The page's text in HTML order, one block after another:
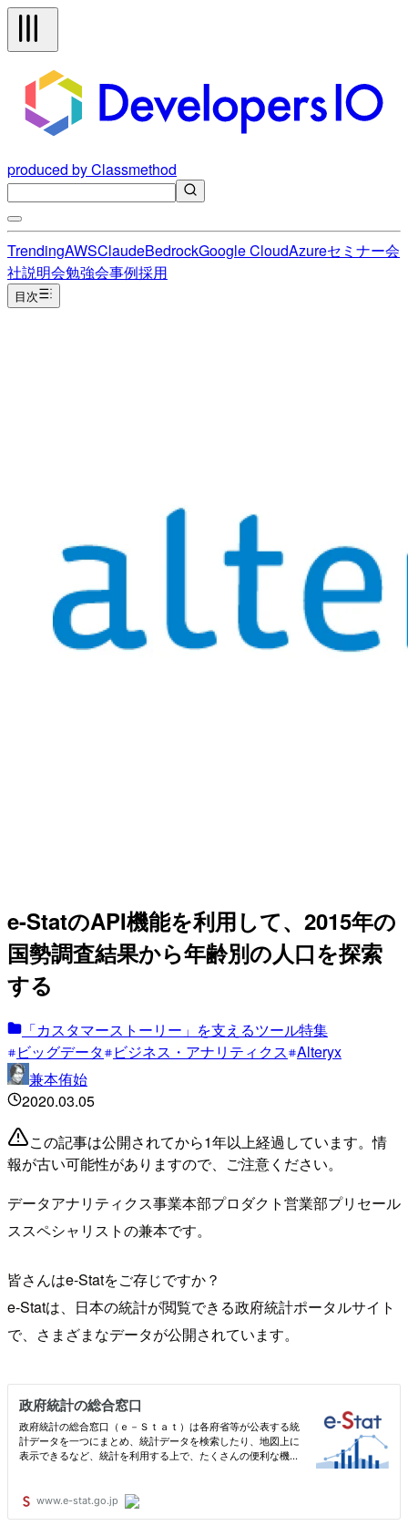
produced by Classmethod
TrendingAWSClaudeBedrockGoogle CloudAzureセミナー会
社説明会勉強会事例採用
目次
e-StatのAPI機能を利用して、2015年の
国勢調査結果から年齢別の人口を探索
する
「カスタマーストーリー」を支えるツール特集
ビッグデータ
ビジネス・アナリティクス Alteryx
兼本侑始
2020.03.05
この記事は公開されてから1年以上経過しています。情
報が古い可能性がありますので、ご注意ください。
データアナリティクス事業本部プロダクト営業部プリセール
ススペシャリストの兼本です。
皆さんはe-Statをご存じですか？
e-Statは、日本の統計が閲覧できる政府統計ポータルサイト
で、さまざまなデータが公開されています。